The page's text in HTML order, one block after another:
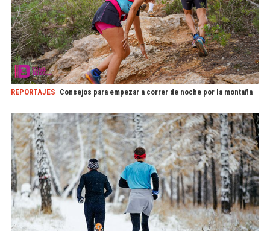
REPORTAJES Consejos para empezar a correr de noche por la montaña